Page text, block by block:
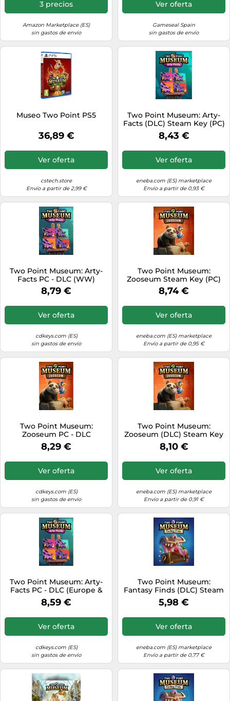
3 precios
Amazon Marketplace (ES)
sin gastos de envío
Ver oferta
Gameseal Spain
sin gastos de envío
Museo Two Point PS5
36,89 €
Ver oferta
cstech.store
Envío a partir de 2,99 €
Two Point Museum: Arty-
Facts (DLC) Steam Key (PC)
EUROPE
8,43 €
Ver oferta
eneba.com (ES) marketplace
Envío a partir de 0,93 €
Two Point Museum: Arty-
Facts PC - DLC (WW)
8,79 €
Ver oferta
cdkeys.com (ES)
sin gastos de envío
Two Point Museum:
Zooseum Steam Key (PC)
GLOBAL
8,74 €
Ver oferta
eneba.com (ES) marketplace
Envío a partir de 0,95 €
Two Point Museum:
Zooseum PC - DLC
8,29 €
Ver oferta
cdkeys.com (ES)
sin gastos de envío
Two Point Museum:
Zooseum (DLC) Steam Key
(PC) EUROPE
8,10 €
Ver oferta
eneba.com (ES) marketplace
Envío a partir de 0,91 €
Two Point Museum: Arty-
Facts PC - DLC (Europe &
UK)
8,59 €
Ver oferta
cdkeys.com (ES)
sin gastos de envío
Two Point Museum:
Fantasy Finds (DLC) Steam
(PC) Key GLOBAL
5,98 €
Ver oferta
eneba.com (ES) marketplace
Envío a partir de 0,77 €